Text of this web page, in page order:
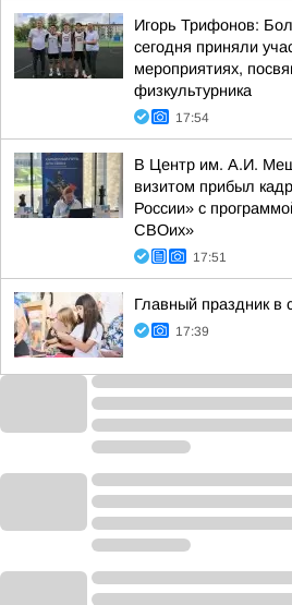
Игорь Трифонов:
сегодня приняли
мероприятиях,
физкультурника
17:54
В Центр им. А.И.
визитом прибыл
России» с
СВОих»
17:51
Главный праздник в
17:39